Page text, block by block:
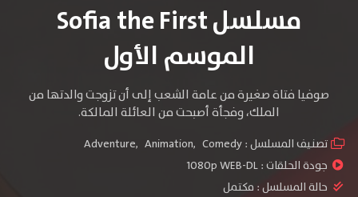
مسلسل Sofia the First
الموسم الأول
صوفيا فتاة صغيرة من عامة الشعب إلى أن تزوجت والدتها من
الملك، وفجأة أصبحت من العائلة المالكة.
تصنيف المسلسل : Adventure, Animation, Comedy
جودة الحلقات :1080p WEB-DL
حالة المسلسل : مكتمل